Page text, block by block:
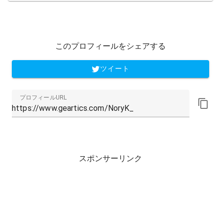
このプロフィールをシェアする
ツイート
プロフィールURL
スポンサーリンク